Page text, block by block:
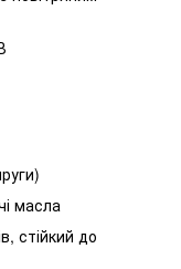
масла
стійкий до